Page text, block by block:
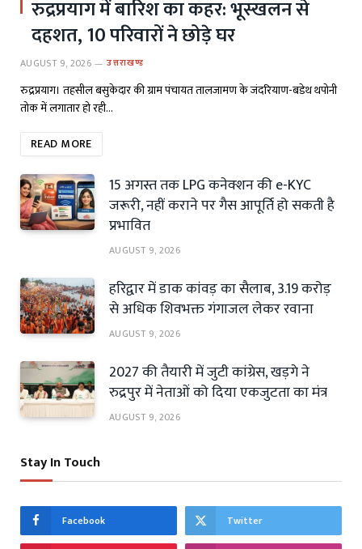
रुद्रप्रयाग में बारिश का कहर: भूस्खलन से
दहशत, 10 परिवारों ने छोड़े घर
AUGUST 9, 2026 उत्तराखण्ड
रुद्रप्रयाग। तहसील बसुकेदार की ग्राम पंचायत तालजामण के जंदरियाण-बडेथ थपोनी
तोक में लगातार हो रही…
READ MORE
15 अगस्त तक LPG कनेक्शन की e-KYC
जरूरी, नहीं कराने पर गैस आपूर्ति हो सकती है
प्रभावित
AUGUST 9, 2026
हरिद्वार में डाक कांवड़ का सैलाब, 3.19 करोड़
से अधिक शिवभक्त गंगाजल लेकर रवाना
AUGUST 9, 2026
2027 की तैयारी में जुटी कांग्रेस, खड़गे ने
रुद्रपुर में नेताओं को दिया एकजुटता का मंत्र
AUGUST 9, 2026
Stay In Touch
Facebook Twitter